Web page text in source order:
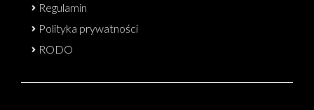
Regulamin
Polityka prywatności
RODO